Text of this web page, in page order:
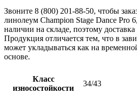
Звоните 8 (800) 201-88-50, чтобы
линолеум Champion Stage Dance Pro
наличии на складе, поэтому доставка
Продукция отличается тем, что в
может укладываться как на
основе.
Класс
износостойкости
34/43